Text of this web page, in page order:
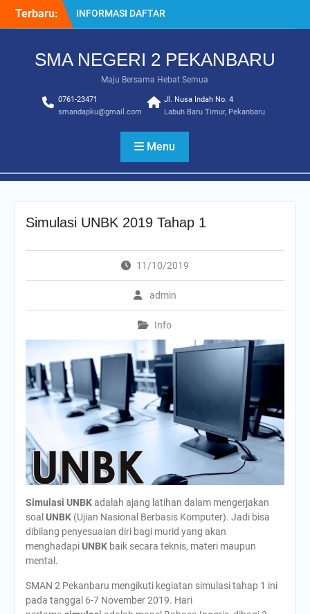
Terbaru:
INFORMASI DAFTAR
ULANG SPMB 2025-2026
KELAS 12 TAHUN
SISTEM PENERIMAAN
MURID BARU (SPMB) 2025-
2026
Juara MTQ Kota Pekanbaru
INFORMASI DAFTAR
SMA NEGERI 2 PEKANBARU
Maju Bersama Hebat Semua
0761-23471
smandapku@gmail.com
Jl. Nusa Indah No. 4
Labuh Baru Timur, Pekanbaru
Menu
Simulasi UNBK 2019 Tahap 1
11/10/2019
admin
Info
Simulasi UNBKadalah ajang latihan dalam mengerjakan
soal UNBK(Ujian Nasional Berbasis Komputer). Jadi bisa
dibilang penyesuaian diri bagi murid yang akan
menghadapiUNBKbaik secara teknis, materi maupun
mental.
SMAN 2 Pekanbaru mengikuti kegiatan simulasi tahap 1 ini
pada tanggal 6-7 November 2019. Hari